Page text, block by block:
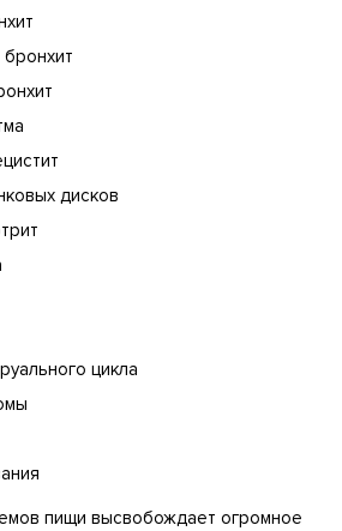
дисков
цикла
пищи высвобождает огромное